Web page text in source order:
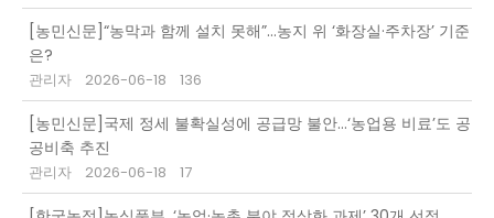
[농민신문]“농막과 함께 설치 못해”…농지 위 ‘화장실·주차장’ 기준
은?
관리자 2026-06-18 136
[농민신문]국제 정세 불확실성에 공급망 불안…‘농업용 비료’도 공
공비축 추진
관리자 2026-06-18 17